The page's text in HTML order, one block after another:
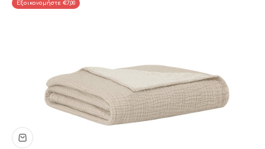
Εξοικονομήστε €7,00